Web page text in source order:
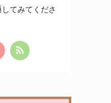
てみてくださ